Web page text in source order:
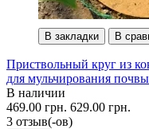
В закладки В
Приствольный круг из
для мульчирования
В наличии
469.00 грн. 629.00 грн.
3 отзыв(-ов)